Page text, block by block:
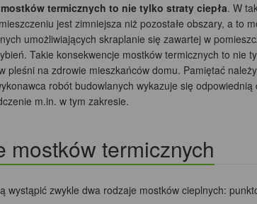
termicznych to nie tylko straty ciepła. W
jest zimniejsza niż pozostałe obszary, a to
umożliwiających skraplanie się zawartej w
Takie konsekwencje mostków termicznych to nie
pleśni na zdrowie mieszkańców domu. Pamiętać
robót budowlanych wykazuje się
m.in. w tym zakresie.
mostków termicznych
wystąpić zwykle dwa rodzaje mostków cieplnych: